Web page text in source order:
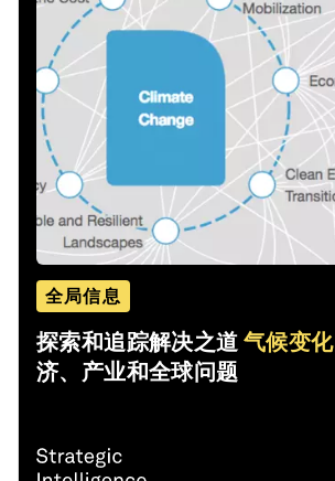
全局信息
探索和追踪解决之道气候变化
济、产业和全球问题